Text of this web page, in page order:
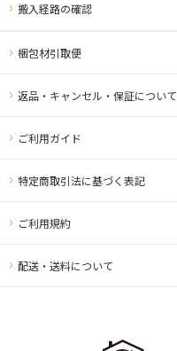
ご利用ガイド
ご利用規約
特定商取引法に基づく表記
配送・送料について
梱包材引取便
返品・キャンセル・保証について
搬入経路の確認